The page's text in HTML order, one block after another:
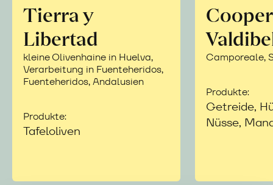
Tierra y
Libertad
kleine Olivenhaine in Huelva,
Verarbeitung in Fuenteheridos,
Fuenteheridos, Andalusien
Produkte:
Tafeloliven
Camporeale,
Produkte:
Getreide,
Nüsse,